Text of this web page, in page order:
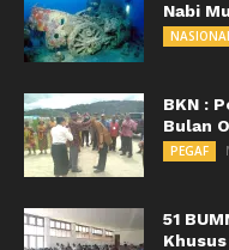
Nabi
BKN :
Bulan
PEGAF
51